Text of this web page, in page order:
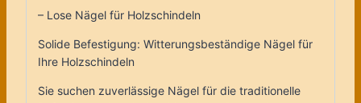
– Lose Nägel für Holzschindeln
Solide Befestigung: Witterungsbeständige Nägel für
Ihre Holzschindeln
Sie suchen zuverlässige Nägel für die traditionelle